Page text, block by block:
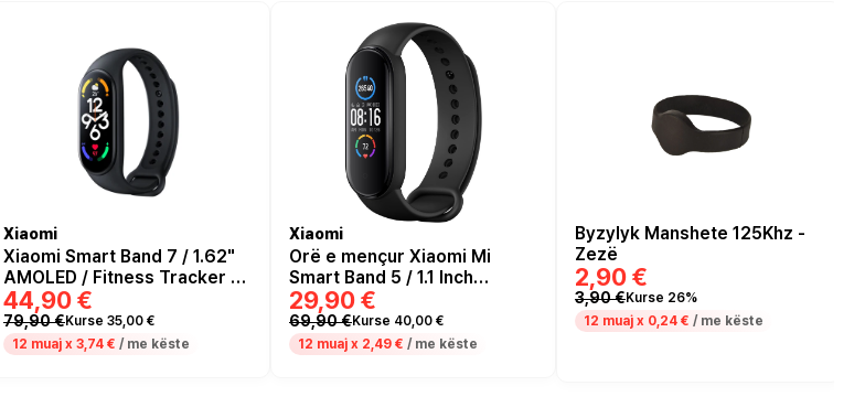
Xiaomi
Xiaomi Smart Band 7 / 1.62"
AMOLED / Fitness Tracker –
Zezë
44,90 €
79,90 €Kurse 35,00 €
12 muaj x 3,74 € / me këste
Xiaomi
Orë e mençur Xiaomi Mi
Smart Band 5 / 1.1 Inch
Amoled / Heart and Sleep
Monitoring / Remote Camera
Control / E zezë
29,90 €
69,90 €Kurse 40,00 €
12 muaj x 2,49 € / me këste
Byzylyk Manshete 125Khz -
Zezë
2,90 €
3,90 €Kurse 26%
12 muaj x 0,24 € / me këste